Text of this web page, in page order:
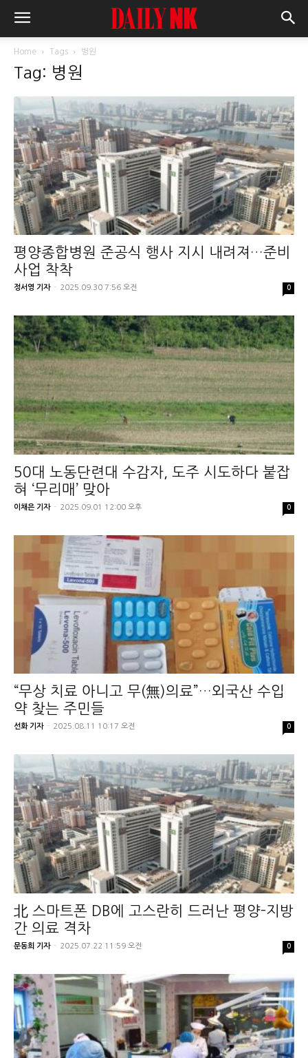
Home Tags 병원
Tag: 병원
평양종합병원 준공식 행사 지시 내려져…준비
사업 착착
정서영 기자 - 2025.09.30 7:56 오전 0
50대 노동단련대 수감자, 도주 시도하다 붙잡
혀 ‘무리매’ 맞아
이채은 기자 - 2025.09.01 12:00 오후 0
“무상 치료 아니고 무(無)의료”…외국산 수입
약 찾는 주민들
선화 기자 - 2025.08.11 10:17 오전 0
北 스마트폰 DB에 고스란히 드러난 평양-지방
간 의료 격차
문동희 기자 - 2025.07.22 11:59 오전 0